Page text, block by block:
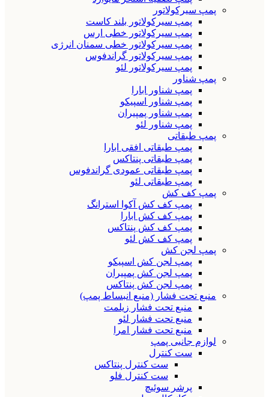
پمپ سیرکولاتور
پمپ سیرکولاتور بلند کاست
پمپ سیرکولاتور خطی ارس
پمپ سیرکولاتور خطی سمنان انرژی
پمپ سیرکولاتور گراندفوس
پمپ سیرکولاتور لئو
پمپ شناور
پمپ شناور ابارا
پمپ شناور اسپیکو
پمپ شناور پمپیران
پمپ شناور لئو
پمپ طبقاتی
پمپ طبقاتی افقی ابارا
پمپ طبقاتی پنتاکس
پمپ طبقاتی عمودی گراندفوس
پمپ طبقاتی لئو
پمپ کف کش
پمپ کف کش آکوا استرانگ
پمپ کف کش ابارا
پمپ کف کش پنتاکس
پمپ کف کش لئو
پمپ لجن کش
پمپ لجن کش اسپیکو
پمپ لجن کش پمپیران
پمپ لجن کش پنتاکس
منبع تحت فشار (منبع انبساط پمپ)
منبع تحت فشار زیلمت
منبع تحت فشار لئو
منبع تحت فشار امرا
لوازم جانبی پمپ
ست کنترل
ست کنترل پنتاکس
ست کنترل فلو
پرشر سوئیچ